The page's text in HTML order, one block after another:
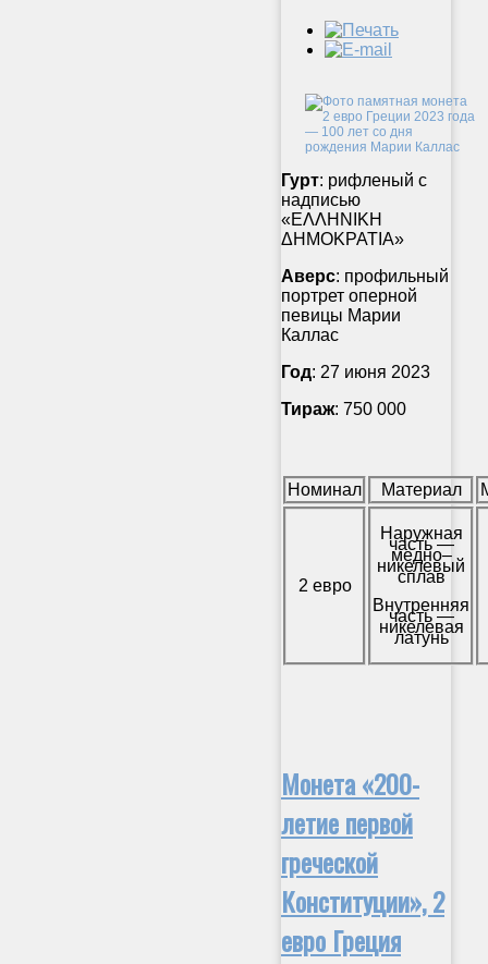
Гурт: рифленый с
надписью
«ΕΛΛΗΝΙΚΗ
ΔΗΜΟΚΡΑΤΙΑ»
Аверс: профильный
портрет оперной
певицы Марии
Каллас
Год: 27 июня 2023
Тираж: 750 000
Номинал Материал
2 евро
Наружная
часть —
медно–
никелевый
сплав
Внутренняя
часть —
никелевая
латунь
Монета «200-
летие первой
греческой
Конституции», 2
евро Греция